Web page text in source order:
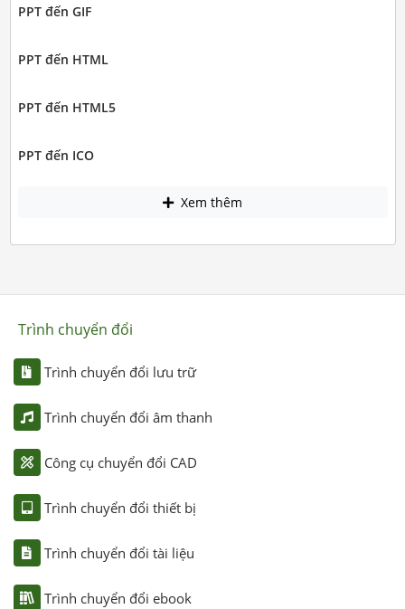
PPT đến GIF
PPT đến HTML
PPT đến HTML5
PPT đến ICO
Xem thêm
Trình chuyển đổi
Trình chuyển đổi lưu trữ
Trình chuyển đổi âm thanh
Công cụ chuyển đổi CAD
Trình chuyển đổi thiết bị
Trình chuyển đổi tài liệu
Trình chuyển đổi ebook